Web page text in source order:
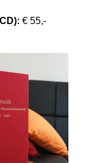
€ 55,-